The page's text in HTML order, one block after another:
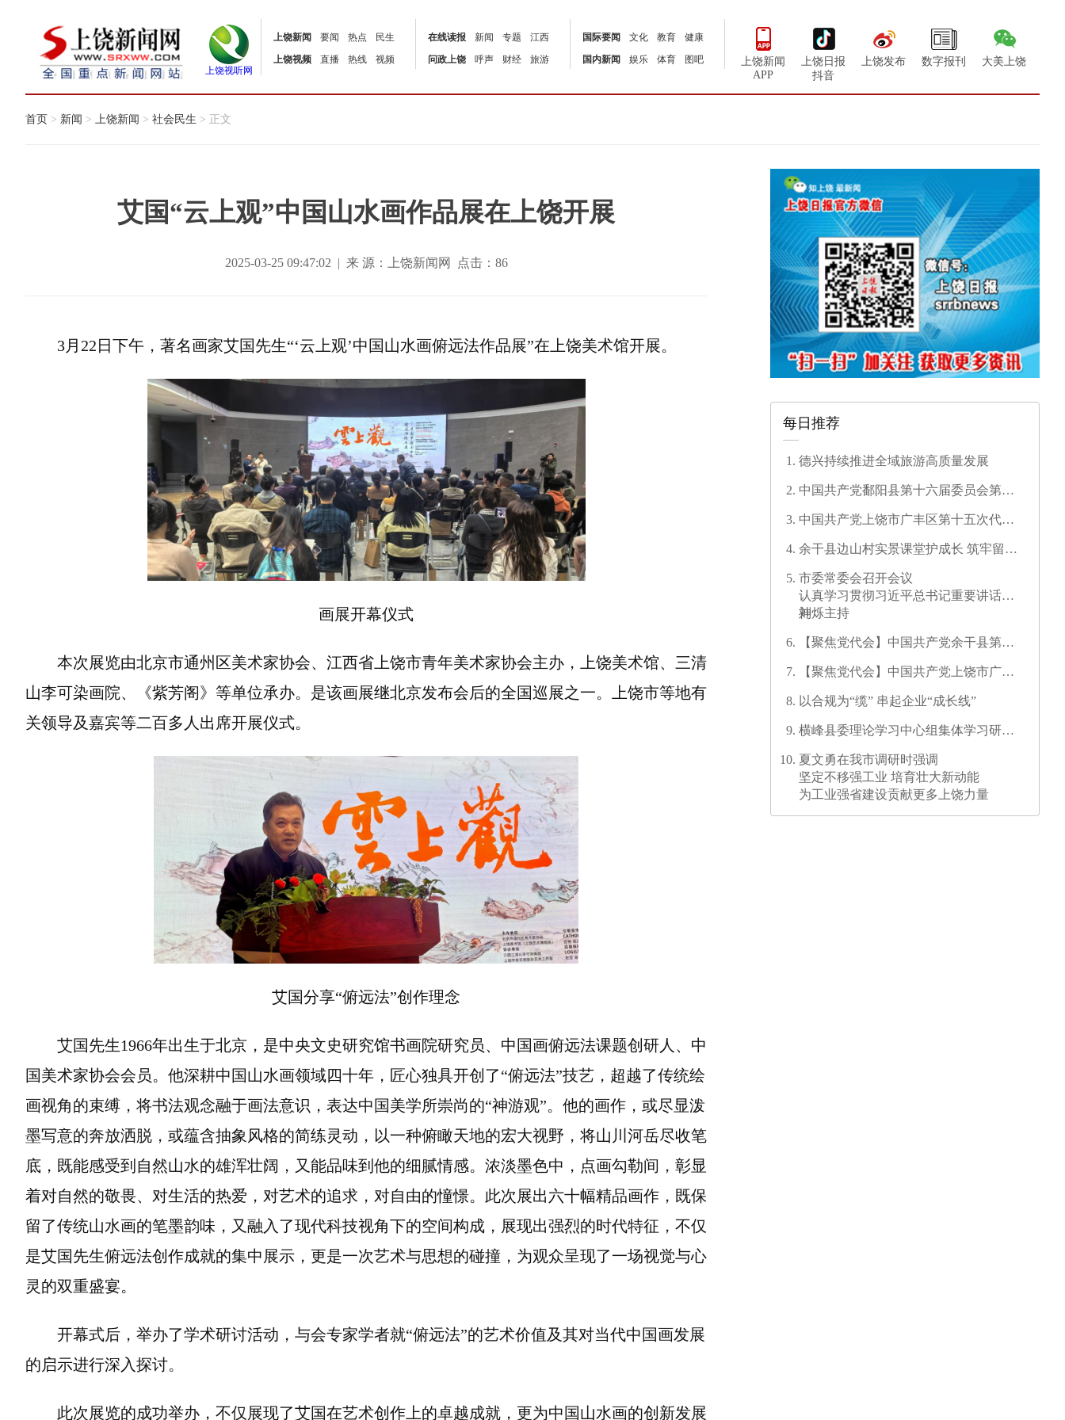
上饶视听网
上饶新闻 要闻 热点
民生
上饶视频
直播 热线 视频
在线读报 新闻 专题
江西
问政上饶
呼声 财经 旅游
国际要闻 文化 教育
健康
国内新闻
娱乐 体育 图吧
上饶新闻
APP
上饶日报
抖音
上饶发布 数字报刊 大美上饶
首页 > 新闻 > 上饶新闻 > 社会民生 > 正文
艾国“云上观”中国山水画作品展在上饶开展
2025-03-25 09:47:02 | 来 源：上饶新闻网 点击： 86
3月22日下午，著名画家艾国先生“‘云上观’中国山水画俯远法作品展”在上饶美术馆开展。
画展开幕仪式
本次展览由北京市通州区美术家协会、江西省上饶市青年美术家协会主办，上饶美术馆、三清
山李可染画院、《紫芳阁》等单位承办。是该画展继北京发布会后的全国巡展之一。上饶市等地有
关领导及嘉宾等二百多人出席开展仪式。
艾国分享“俯远法”创作理念
艾国先生1966年出生于北京，是中央文史研究馆书画院研究员、中国画俯远法课题创研人、中
国美术家协会会员。他深耕中国山水画领域四十年，匠心独具开创了“俯远法”技艺，超越了传统绘
画视角的束缚，将书法观念融于画法意识，表达中国美学所崇尚的“神游观”。他的画作，或尽显泼
墨写意的奔放洒脱，或蕴含抽象风格的简练灵动，以一种俯瞰天地的宏大视野，将山川河岳尽收笔
底，既能感受到自然山水的雄浑壮阔，又能品味到他的细腻情感。浓淡墨色中，点画勾勒间，彰显
着对自然的敬畏、对生活的热爱，对艺术的追求，对自由的憧憬。此次展出六十幅精品画作，既保
留了传统山水画的笔墨韵味，又融入了现代科技视角下的空间构成，展现出强烈的时代特征，不仅
是艾国先生俯远法创作成就的集中展示，更是一次艺术与思想的碰撞，为观众呈现了一场视觉与心
灵的双重盛宴。
开幕式后，举办了学术研讨活动，与会专家学者就“俯远法”的艺术价值及其对当代中国画发展
的启示进行深入探讨。
此次展览的成功举办，不仅展现了艾国在艺术创作上的卓越成就，更为中国山水画的创新发展
每日推荐
德兴持续推进全域旅游高质量发展
中国共产党鄱阳县第十六届委员会第一
中国共产党上饶市广丰区第十五次代表
余干县边山村实景课堂护成长 筑牢留守
市委常委会召开会议
认真学习贯彻习近平总书记重要讲话精
神
刘烁主持
【聚焦党代会】中国共产党余干县第十
【聚焦党代会】中国共产党上饶市广信
以合规为“缆” 串起企业“成长线”
横峰县委理论学习中心组集体学习研讨
夏文勇在我市调研时强调
坚定不移强工业 培育壮大新动能
为工业强省建设贡献更多上饶力量